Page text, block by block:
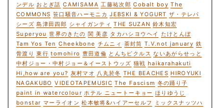
ンデル おとぎ話 CAMISAMA 工藤祐次郎 Cobalt boy The
COMMONS 笹口騒音ハーモニカ JEBSKI & YOGURT ザ・テレパ
シーズ 島津田四郎 シャイガンティ THE SUZAN 鈴木知宏
Superyou 世界のきたの 関 美彦 タカハシヨウヘイ たけとんぼ
Tam Yos Ten Cheekbone チムニィ 茶封筒 T.V.not january 鉄
骨渡り 東行 tomohiro 豊田道倫 とんちピクルス ないあがらせっと
中村ジョー・中村ジョー＆イーストウッズ 猫戦 haikarahakuti
Hi,how are you? 灰村マオ 八丸於冬 THE BEACHES HIROYUKI
NAGAKUBO VIDEOTAPEMUSIC The Fascism 冬の踊り子
paint in watercolour ホテル ニュートーキョー ほりゆうじ
bonstar マーライオン 松本敏将&ハイアーセルフ
ミックスナッツハ